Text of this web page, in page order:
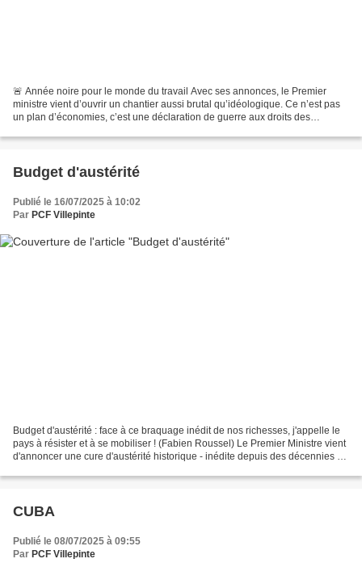
🚨 Année noire pour le monde du travail Avec ses annonces, le Premier
ministre vient d’ouvrir un chantier aussi brutal qu’idéologique. Ce n’est pas
un plan d’économies, c’est une déclaration de guerre aux droits des
Budget d'austérité
Publié le 16/07/2025 à 10:02
Par PCF Villepinte
Budget d'austérité : face à ce braquage inédit de nos richesses, j'appelle le
pays à résister et à se mobiliser ! (Fabien Roussel) Le Premier Ministre vient
d'annoncer une cure d'austérité historique - inédite depuis des décennies -
CUBA
Publié le 08/07/2025 à 09:55
Par PCF Villepinte